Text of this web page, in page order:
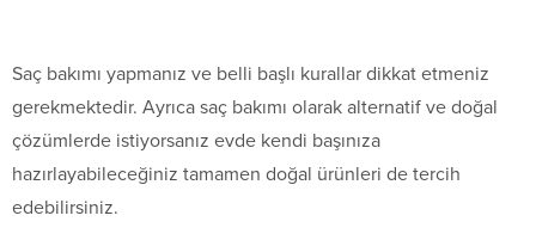
Saç bakımı yapmanız ve belli başlı kurallar dikkat etmeniz
gerekmektedir. Ayrıca saç bakımı olarak alternatif ve doğal
çözümlerde istiyorsanız evde kendi başınıza
hazırlayabileceğiniz tamamen doğal ürünleri de tercih
edebilirsiniz.